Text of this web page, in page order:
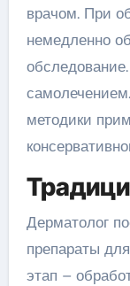
врачом. При
немедленно
методики
Дерматолог
препараты
этап –